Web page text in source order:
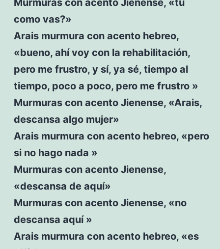
como vas?»
Arais murmura con acento hebreo,
«bueno, ahí voy con la rehabilitación,
pero me frustro, y sí, ya sé, tiempo al
tiempo, poco a poco, pero me frustro »
Murmuras con acento Jienense, «Arais,
descansa algo mujer»
Arais murmura con acento hebreo, «pero
si no hago nada »
Murmuras con acento Jienense,
«descansa de aquí»
Murmuras con acento Jienense, «no
descansa aquí »
Arais murmura con acento hebreo, «es